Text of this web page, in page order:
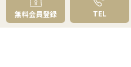
売却成約事例
お預かり物件掲載実例
無料実査定予約
無料会員登録 TEL